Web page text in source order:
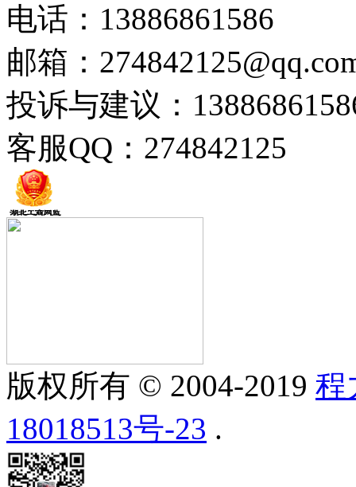
电话：13886861586
邮箱：
投诉与建议：
客服QQ：274842125
版权所有 © 2004-2019 程
18018513号-23 .